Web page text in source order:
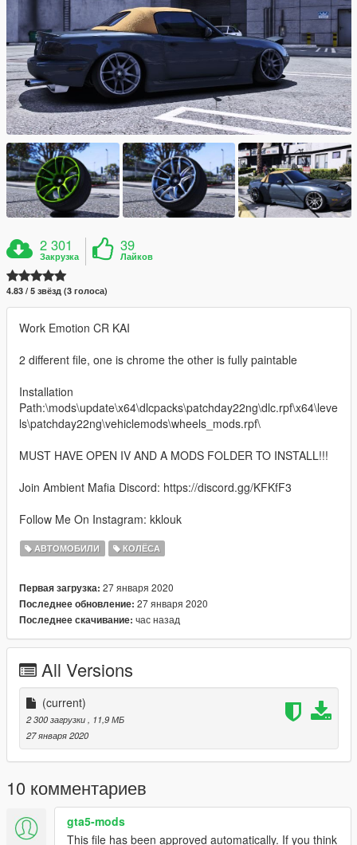
2 301
Закрузка
39
Лайков
4.83 / 5 звёзд (3 голоса)
Work Emotion CR KAI
2 different file, one is chrome the other is fully paintable
Installation
Path:\mods\update\x64\dlcpacks\patchday22ng\dlc.rpf\x64\leve
ls\patchday22ng\vehiclemods\wheels_mods.rpf\
MUST HAVE OPEN IV AND A MODS FOLDER TO INSTALL!!!
Join Ambient Mafia Discord: https://discord.gg/KFKfF3
Follow Me On Instagram: kklouk
АВТОМОБИЛИ КОЛЁСА
Первая загрузка: 27 января 2020
Последнее обновление: 27 января 2020
Последнее скачивание: час назад
All Versions
(current)
2 300 загрузки
, 11,9 МБ
27 января 2020
10 комментариев
gta5-mods
This file has been approved automatically. If you think